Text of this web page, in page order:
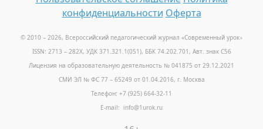
конфиденциальности Оферта
© 2010 – 2026, Всероссийский педагогический журнал «Современный урок»
ISSN: 2713 – 282X, УДК 371.321.1(051), ББК 74.202.701, Авт. знак С56
Лицензия на образовательную деятельность № 041875 от 29.12.2021
СМИ ЭЛ № ФС 77 – 65249 от 01.04.2016, г. Москва
Телефон: +7 (925) 664-32-11
E-mail: info@1urok.ru